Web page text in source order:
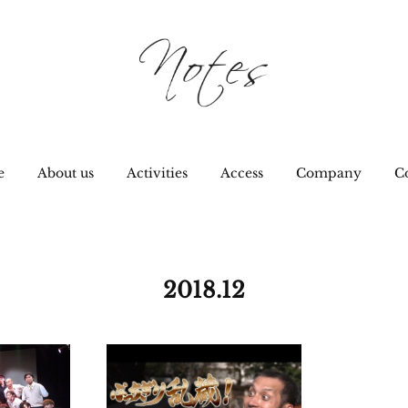
About us Activities Access Company
2018.12